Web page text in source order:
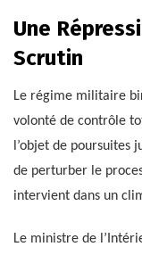
Une
Scrutin
Le régime militaire
volonté de contrôle
l’objet de
de perturber le
intervient dans un
Le ministre de